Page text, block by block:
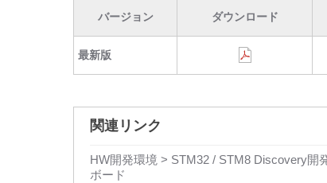
バージョン ダウンロード
最新版
関連リンク
HW開発環境 > STM32 / STM8 Discovery開
ボード